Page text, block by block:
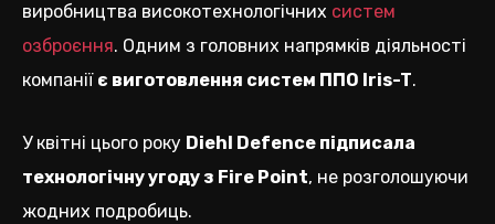
виробництва високотехнологічних систем
озброєння. Одним з головних напрямків діяльності
компанії є виготовлення систем ППО Iris-T.
У квітні цього року Diehl Defence підписала
технологічну угоду з Fire Point, не розголошуючи
жодних подробиць.